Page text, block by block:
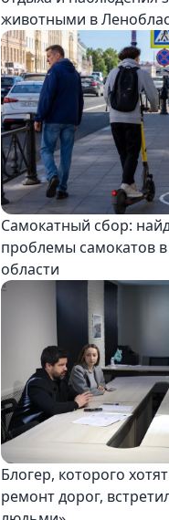
животными в
Самокатный сбор:
проблемы самокатов
области
Блогер, которого
ремонт дорог,